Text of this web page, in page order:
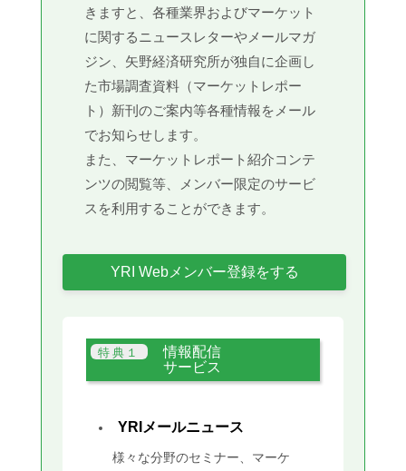
きますと、各種業界およびマーケット
に関するニュースレターやメールマガ
ジン、矢野経済研究所が独自に企画し
た市場調査資料（マーケットレポー
ト）新刊のご案内等各種情報をメール
でお知らせします。
また、マーケットレポート紹介コンテ
ンツの閲覧等、メンバー限定のサービ
スを利用することができます。
YRI Webメンバー登録をする
情報配信
サービス
YRIメールニュース
様々な分野のセミナー、マーケ